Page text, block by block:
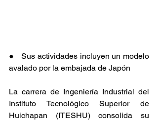
●   Sus actividades incluyen un modelo
avalado por la embajada de Japón
La carrera de Ingeniería Industrial del
Instituto Tecnológico Superior de
Huichapan (ITESHU) consolida su